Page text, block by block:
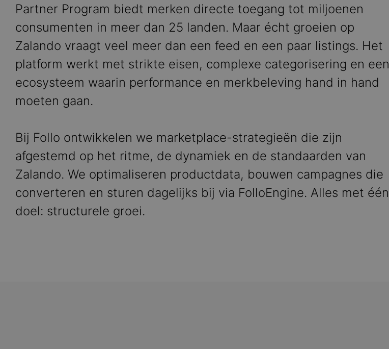
Partner Program biedt merken directe toegang tot miljoenen
consumenten in meer dan 25 landen. Maar écht groeien op
Zalando vraagt veel meer dan een feed en een paar listings. Het
platform werkt met strikte eisen, complexe categorisering en een
ecosysteem waarin performance en merkbeleving hand in hand
moeten gaan.
Bij Follo ontwikkelen we marketplace-strategieën die zijn
afgestemd op het ritme, de dynamiek en de standaarden van
Zalando. We optimaliseren productdata, bouwen campagnes die
converteren en sturen dagelijks bij via FolloEngine. Alles met één
doel: structurele groei.